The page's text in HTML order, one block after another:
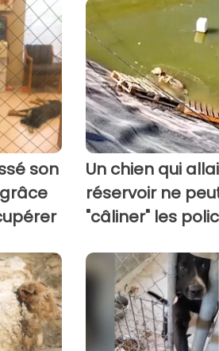
son
Un chien qui
réservoir ne
"câliner" les